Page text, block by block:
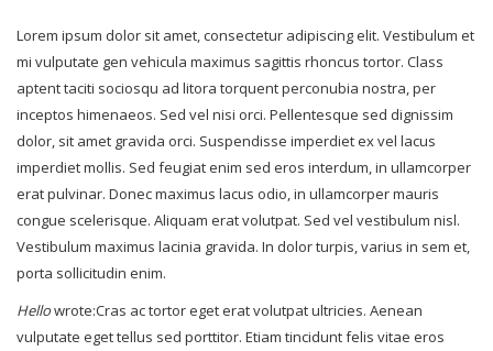
Lorem ipsum dolor sit amet, consectetur adipiscing elit. Vestibulum et
mi vulputate gen vehicula maximus sagittis rhoncus tortor. Class
aptent taciti sociosqu ad litora torquent perconubia nostra, per
inceptos himenaeos. Sed vel nisi orci. Pellentesque sed dignissim
dolor, sit amet gravida orci. Suspendisse imperdiet ex vel lacus
imperdiet mollis. Sed feugiat enim sed eros interdum, in ullamcorper
erat pulvinar. Donec maximus lacus odio, in ullamcorper mauris
congue scelerisque. Aliquam erat volutpat. Sed vel vestibulum nisl.
Vestibulum maximus lacinia gravida. In dolor turpis, varius in sem et,
porta sollicitudin enim.
Hellowrote:Cras ac tortor eget erat volutpat ultricies. Aenean
vulputate eget tellus sed porttitor. Etiam tincidunt felis vitae eros